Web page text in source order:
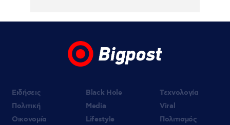
Ειδήσεις
Πολιτική
Οικονομία
Black Hole
Media
Lifestyle
Τεχνολογία
Viral
Πολιτισμός